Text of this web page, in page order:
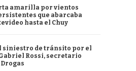
amarilla por vientos
que abarcaba
hasta el Chuy
siniestro de tránsito por el
Rossi, secretario